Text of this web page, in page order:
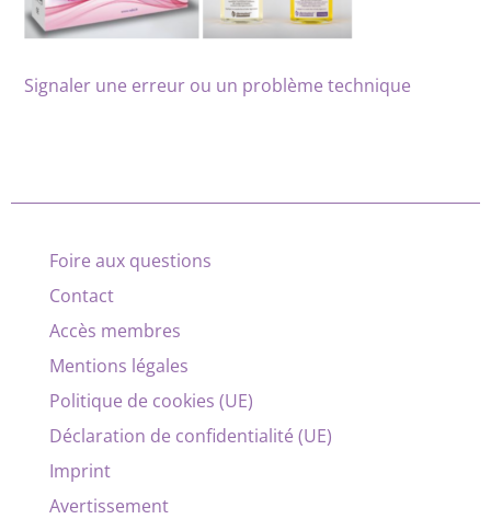
Signaler une erreur ou un problème technique
Foire aux questions
Contact
Accès membres
Mentions légales
Politique de cookies (UE)
Déclaration de confidentialité (UE)
Imprint
Avertissement